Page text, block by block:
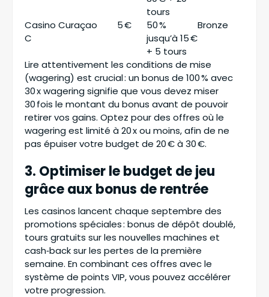
tours
Casino
C
Curaçao 5 €
50 %
jusqu’à 15 €
+ 5 tours
Bronze
Lire attentivement les conditions de mise
(wagering) est crucial : un bonus de 100 % avec
30 x wagering signifie que vous devez miser
30 fois le montant du bonus avant de pouvoir
retirer vos gains. Optez pour des offres où le
wagering est limité à 20 x ou moins, afin de ne
pas épuiser votre budget de 20 € à 30 €.
3. Optimiser le budget de jeu
grâce aux bonus de rentrée
Les casinos lancent chaque septembre des
promotions spéciales : bonus de dépôt doublé,
tours gratuits sur les nouvelles machines et
cash‑back sur les pertes de la première
semaine. En combinant ces offres avec le
système de points VIP, vous pouvez accélérer
votre progression.